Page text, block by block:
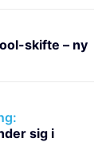
skifte – ny
sig i